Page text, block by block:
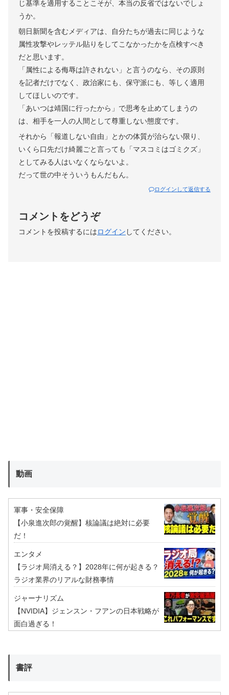
じ基準を適用することこそが、本当の反省ではないでしょ
うか。
朝日新聞を含むメディアは、自分たちが過去に同じような
属性攻撃やレッテル貼りをしてこなかったかを点検すべき
だと思います。
「属性による侮辱は許されない」と言うのなら、その原則
を記者だけでなく、政治家にも、保守派にも、等しく適用
してほしいのです。
「あいつは靖国に行ったから」で思考を止めてしまうの
は、相手を一人の人間として尊重しない態度です。
それから「報道しない自由」とかの体質が治らない限り、
いくら口先だけ綺麗ごと言っても「マスコミはゴミクズ」
としてみる人はいなくならないよ。
だって世の中そういうもんだもん。
ログインして返信する
コメントをどうぞ
コメントを投稿するにはログイン してください。
動画
軍事・安全保障
【小泉進次郎の覚醒】核論議は絶対に必要
だ！
エンタメ
【ラジオ局消える？】2028年に何が起きる？
ラジオ業界のリアルな財務事情
ジャーナリズム
【NVIDIA】ジェンスン・フアンの日本戦略が
面白過ぎる！
書評